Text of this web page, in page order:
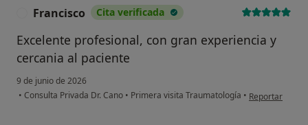
Francisco Cita verificada
Excelente profesional, con gran experiencia y
cercania al paciente
9 de junio de 2026
• Consulta Privada Dr. Cano • Primera visita Traumatología • en opinión del
Reportar